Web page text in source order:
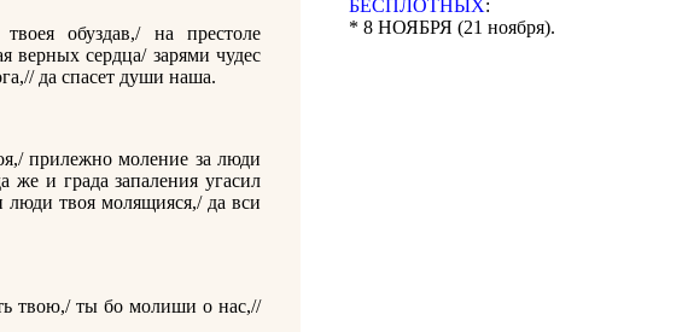
обуздав,/ на престоле
верных сердца/ зарями чудес
да спасет души наша.
прилежно моление за люди
же и града запаления угасил
твоя молящияся,/ да вси
твою,/ ты бо молиши о нас,//
БЕСПЛОТНЫХ:
* 8 НОЯБРЯ (21 ноября).